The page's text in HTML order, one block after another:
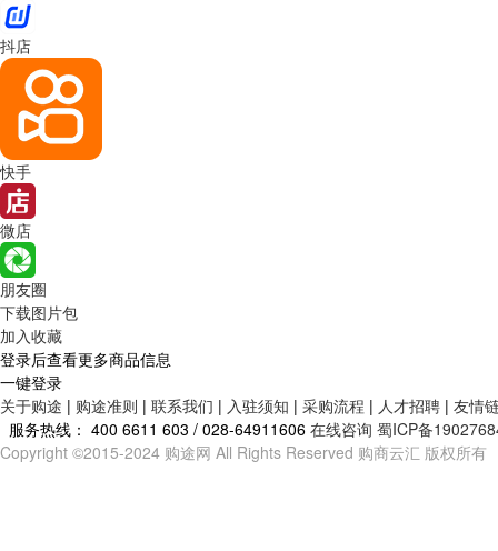
抖店
快手
微店
朋友圈
下载图片包
加入收藏
登录后查看更多商品信息
一键登录
关于购途 | 购途准则 | 联系我们 | 入驻须知 | 采购流程 | 人才招聘 | 友情
服务热线： 400 6611 603 / 028-64911606 在线咨询 蜀ICP备
Copyright ©2015-2024 购途网 All Rights Reserved 购商云汇 版权所有